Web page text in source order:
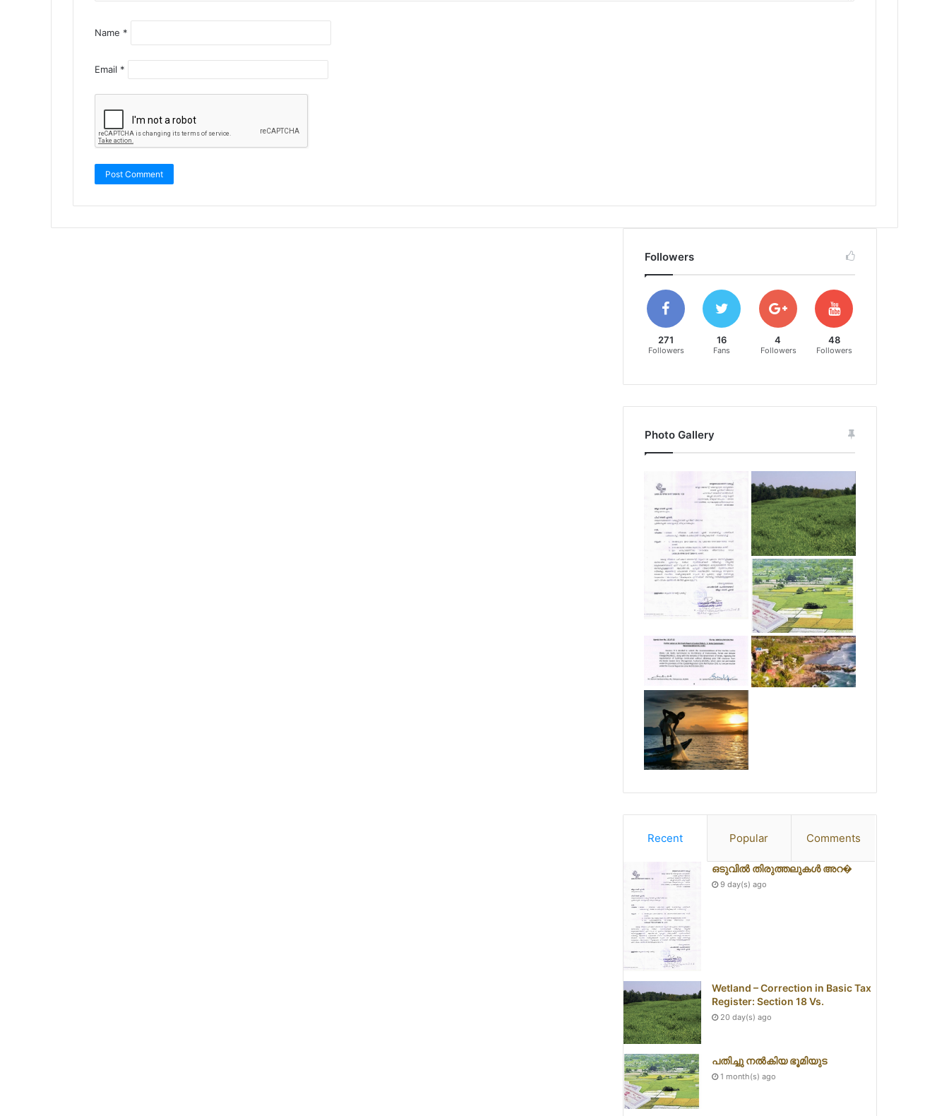
Name *
Email *
Followers
271
Followers
16
Fans
4
Followers
48
Followers
Photo Gallery
Recent Popular Comments
ഒടുവിൽ തിരുത്തലുകൾ അറ�
9 day(s) ago
Wetland – Correction in Basic Tax
Register: Section 18 Vs.
20 day(s) ago
പതിച്ചു നൽകിയ ഭൂമിയുട
1 month(s) ago